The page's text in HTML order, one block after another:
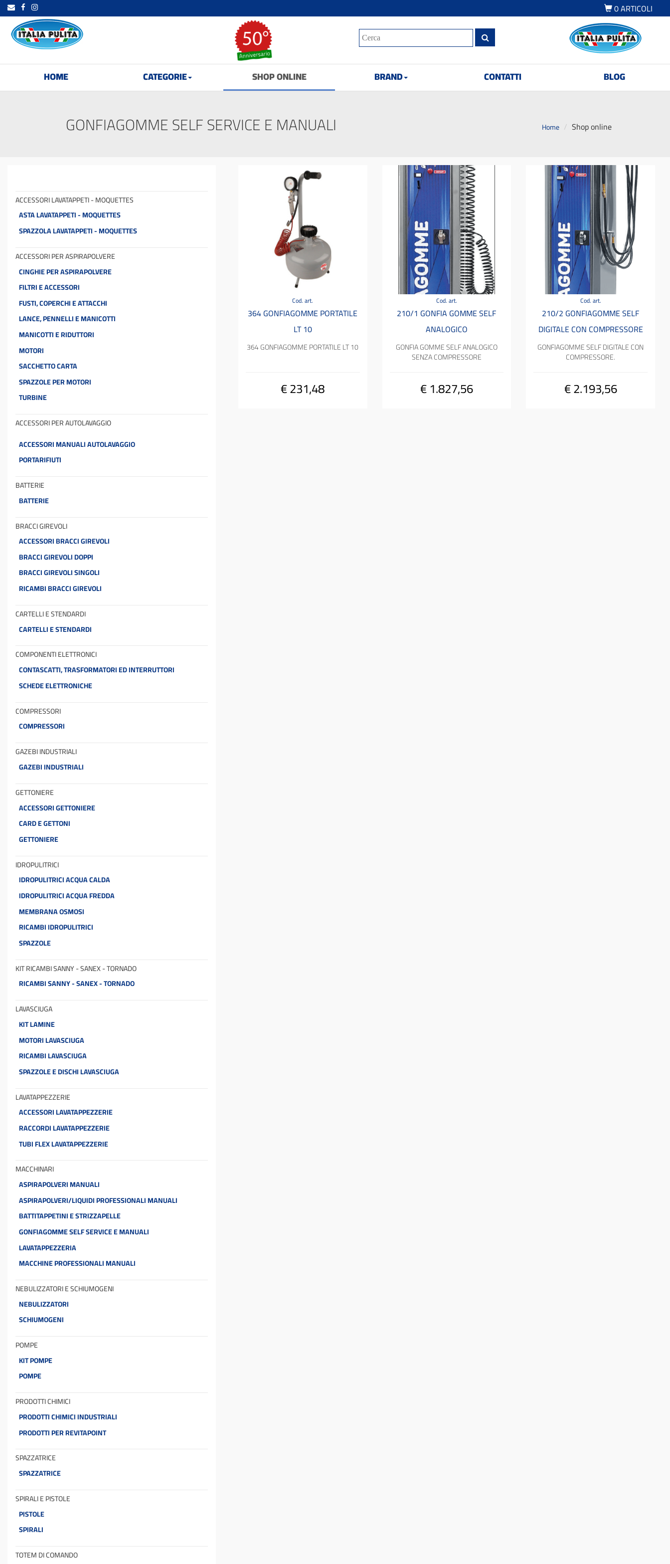
0ARTICOLI
HOME CATEGORIE SHOP ONLINE BRAND CONTATTI BLOG
GONFIAGOMME SELF SERVICE E MANUALI Home Shop online
ACCESSORI LAVATAPPETI - MOQUETTES
ASTA LAVATAPPETI - MOQUETTES
SPAZZOLA LAVATAPPETI - MOQUETTES
ACCESSORI PER ASPIRAPOLVERE
CINGHIE PER ASPIRAPOLVERE
FILTRI E ACCESSORI
FUSTI, COPERCHI E ATTACCHI
LANCE, PENNELLI E MANICOTTI
MANICOTTI E RIDUTTORI
MOTORI
SACCHETTO CARTA
SPAZZOLE PER MOTORI
TURBINE
ACCESSORI PER AUTOLAVAGGIO
ACCESSORI MANUALI AUTOLAVAGGIO
PORTARIFIUTI
BATTERIE
BATTERIE
BRACCI GIREVOLI
ACCESSORI BRACCI GIREVOLI
BRACCI GIREVOLI DOPPI
BRACCI GIREVOLI SINGOLI
RICAMBI BRACCI GIREVOLI
CARTELLI E STENDARDI
CARTELLI E STENDARDI
COMPONENTI ELETTRONICI
CONTASCATTI, TRASFORMATORI ED INTERRUTTORI
SCHEDE ELETTRONICHE
COMPRESSORI
COMPRESSORI
GAZEBI INDUSTRIALI
GAZEBI INDUSTRIALI
GETTONIERE
ACCESSORI GETTONIERE
CARD E GETTONI
GETTONIERE
IDROPULITRICI
IDROPULITRICI ACQUA CALDA
IDROPULITRICI ACQUA FREDDA
MEMBRANA OSMOSI
RICAMBI IDROPULITRICI
SPAZZOLE
KIT RICAMBI SANNY - SANEX - TORNADO
RICAMBI SANNY - SANEX - TORNADO
LAVASCIUGA
KIT LAMINE
MOTORI LAVASCIUGA
RICAMBI LAVASCIUGA
SPAZZOLE E DISCHI LAVASCIUGA
LAVATAPPEZZERIE
ACCESSORI LAVATAPPEZZERIE
RACCORDI LAVATAPPEZZERIE
TUBI FLEX LAVATAPPEZZERIE
MACCHINARI
ASPIRAPOLVERI MANUALI
ASPIRAPOLVERI/LIQUIDI PROFESSIONALI MANUALI
BATTITAPPETINI E STRIZZAPELLE
GONFIAGOMME SELF SERVICE E MANUALI
LAVATAPPEZZERIA
MACCHINE PROFESSIONALI MANUALI
NEBULIZZATORI E SCHIUMOGENI
NEBULIZZATORI
SCHIUMOGENI
POMPE
KIT POMPE
POMPE
PRODOTTI CHIMICI
PRODOTTI CHIMICI INDUSTRIALI
PRODOTTI PER REVITAPOINT
SPAZZATRICE
SPAZZATRICE
SPIRALI E PISTOLE
PISTOLE
SPIRALI
TOTEM DI COMANDO
Cod. art.
364 GONFIAGOMME PORTATILE
LT 10
364 GONFIAGOMME PORTATILE LT 10
€ 231,48
Cod. art.
210/1 GONFIA GOMME SELF
ANALOGICO
GONFIA GOMME SELF ANALOGICO
SENZA COMPRESSORE
€ 1.827,56
Cod. art.
210/2 GONFIAGOMME SELF
DIGITALE CON COMPRESSORE
GONFIAGOMME SELF DIGITALE CON
COMPRESSORE.
€ 2.193,56